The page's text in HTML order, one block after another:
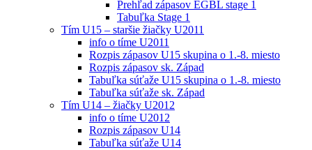
Prehľad zápasov EGBL stage 1
Tabuľka Stage 1
Tím U15 – staršie žiačky U2011
info o tíme U2011
Rozpis zápasov U15 skupina o 1.-8. miesto
Rozpis zápasov sk. Západ
Tabuľka súťaže U15 skupina o 1.-8. miesto
Tabuľka súťaže sk. Západ
Tím U14 – žiačky U2012
info o tíme U2012
Rozpis zápasov U14
Tabuľka súťaže U14